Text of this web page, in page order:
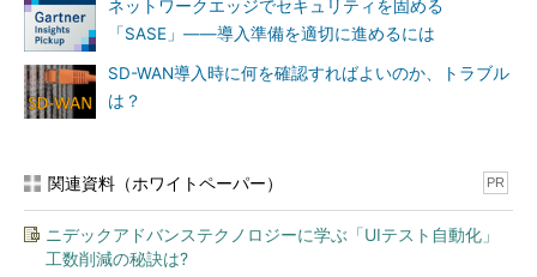
ネットワークエッジでセキュリティを固める
「SASE」――導入準備を適切に進めるには
SD-WAN導入時に何を確認すればよいのか、トラブル
は？
関連資料（ホワイトペーパー） PR
ニデックアドバンステクノロジーに学ぶ「UIテスト自動化」
工数削減の秘訣は?